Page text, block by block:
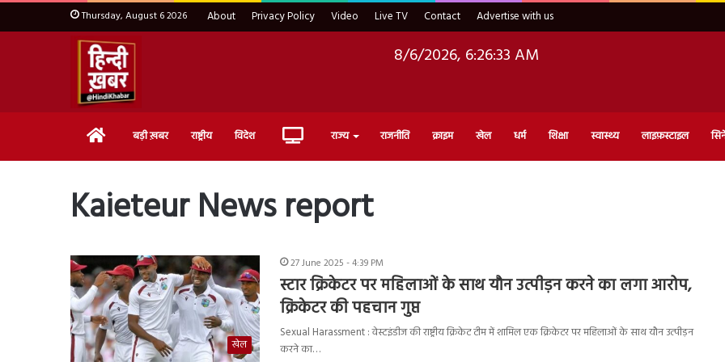
Thursday, August 6 2026 About Privacy Policy Video Live TV Contact Advertise with us
8/6/2026, 6:26:34 AM
Home बड़ी ख़बर राष्ट्रीय विदेश Live राज्य राजनीति क्राइम खेल धर्म शिक्षा स्वास्थ्य लाइफ़स्टाइल
Kaieteur News report
खेल
27 June 2025 - 4:39 PM
स्टार क्रिकेटर पर महिलाओं के साथ यौन उत्पीड़न करने का लगा आरोप,
क्रिकेटर की पहचान गुप्त
Sexual Harassment : वेस्टइंडीज की राष्ट्रीय क्रिकेट टीम में शामिल एक क्रिकेटर पर महिलाओं के साथ यौन उत्पीड़न
करने का…